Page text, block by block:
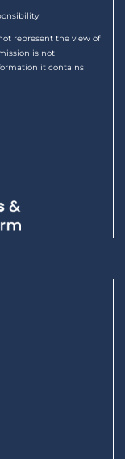
represent the view of
is not
it contains